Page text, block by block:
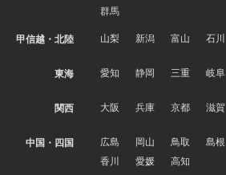
群馬
甲信越・北陸 山梨 新潟 富山 石川
東海 愛知 静岡 三重 岐阜
関西 大阪 兵庫 京都 滋賀
中国・四国 広島 岡山 鳥取 島根
香川
愛媛 高知